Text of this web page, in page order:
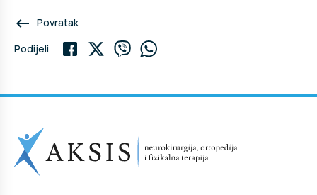
keyboard_backspace Povratak
Podijeli